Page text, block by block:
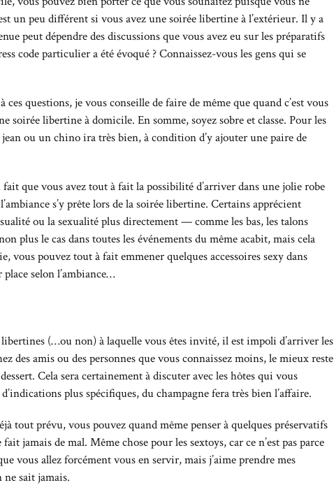
un peu différent si vous avez une soirée libertine à l’extérieur. Il y a
peut dépendre des discussions que vous avez eu sur les préparatifs
code particulier a été évoqué ? Connaissez-vous les gens qui se
ces questions, je vous conseille de faire de même que quand c’est vous
soirée libertine à domicile. En somme, soyez sobre et classe. Pour les
ou un chino ira très bien, à condition d’y ajouter une paire de
que vous avez tout à fait la possibilité d’arriver dans une jolie robe
s’y prête lors de la soirée libertine. Certains apprécient
ou la sexualité plus directement — comme les bas, les talons
plus le cas dans toutes les événements du même acabit, mais cela
vous pouvez tout à fait emmener quelques accessoires sexy dans
selon l’ambiance…
(…ou non) à laquelle vous êtes invité, il est impoli d’arriver les
des amis ou des personnes que vous connaissez moins, le mieux reste
Cela sera certainement à discuter avec les hôtes qui vous
plus spécifiques, du champagne fera très bien l’affaire.
tout prévu, vous pouvez quand même penser à quelques préservatifs
jamais de mal. Même chose pour les sextoys, car ce n’est pas parce
vous allez forcément vous en servir, mais j’aime prendre mes
ne sait jamais.